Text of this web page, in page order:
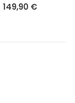
Il
prezzo
149,90 €Il